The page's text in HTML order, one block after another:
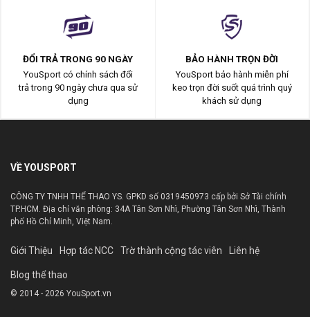
ĐỔI TRẢ TRONG 90 NGÀY
YouSport có chính sách đổi
trả trong 90 ngày chưa qua sử
dụng
BẢO HÀNH TRỌN ĐỜI
YouSport bảo hành miễn phí
keo trọn đời suốt quá trình quý
khách sử dụng
VỀ YOUSPORT
CÔNG TY TNHH THỂ THAO YS. GPKD số 0319450973 cấp bởi Sở Tài chính
TP.HCM. Địa chỉ văn phòng: 34A Tân Sơn Nhì, Phường Tân Sơn Nhì, Thành
phố Hồ Chí Minh, Việt Nam.
Giới Thiệu Hợp tác NCC Trờ thành cộng tác viên Liên hệ
Blog thể thao
© 2014 - 2026 YouSport.vn